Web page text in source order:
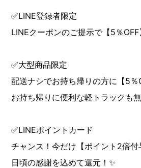
✅LINE登録者限定
LINEクーポンのご提示で【5％OFF
✅大型商品限定
配送ナシでお持ち帰りの方に【5％
お持ち帰りに便利な軽トラックも
✅LINEポイントカード
チャンス！今だけ【ポイント2倍付
日頃の感謝を込めて還元！✨